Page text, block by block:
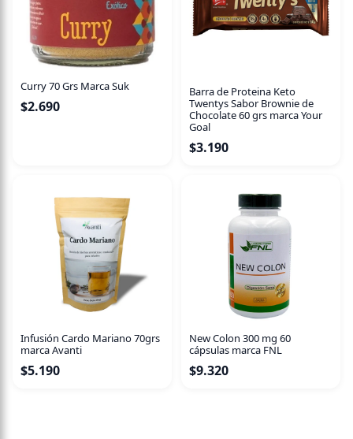
niños y bebés.
Contenido neto:50 ml.
Dale a tu piel y cabello un cuidado natural y saludable con
Cannol. ¡Prueba la suavidad y relajación de este aceite
único!
Curry 70 Grs Marca Suk
$2.690
Barra de Proteina Keto
Twentys Sabor Brownie de
Chocolate 60 grs marca Your
Goal
$3.190
Infusión Cardo Mariano 70grs
marca Avanti
$5.190
New Colon 300 mg 60
cápsulas marca FNL
$9.320